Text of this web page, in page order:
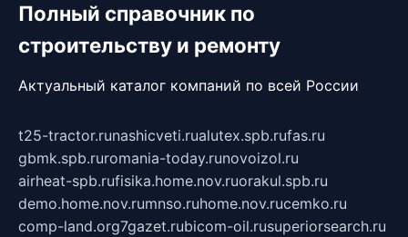
Полный справочник по
строительству и ремонту
Актуальный каталог компаний по всей России
t25-tractor.runashicveti.rualutex.spb.rufas.ru
gbmk.spb.ruromania-today.runovoizol.ru
airheat-spb.rufisika.home.nov.ruorakul.spb.ru
demo.home.nov.rumnso.ruhome.nov.rucemko.ru
comp-land.org7gazet.rubicom-oil.rusuperiorsearch.ru